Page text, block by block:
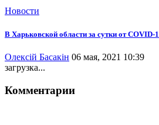
Новости
В Харьковской области за сутки от COVID-
Олексій Басакін 06 мая, 2021 10:39
загрузка...
Комментарии